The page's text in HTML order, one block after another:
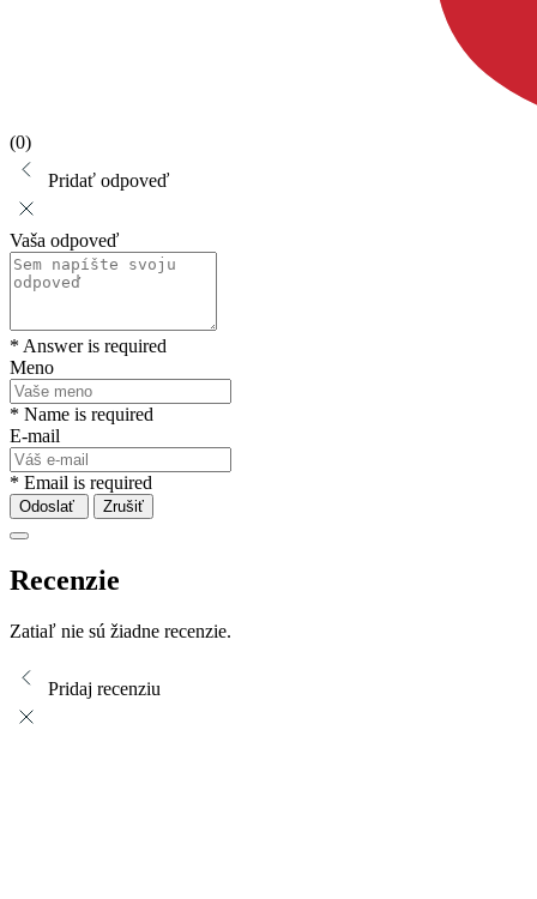
(0)
Pridať odpoveď
Vaša odpoveď
* Answer is required
Meno
* Name is required
E-mail
* Email is required
Odoslať Zrušiť
Recenzie
Zatiaľ nie sú žiadne recenzie.
Pridaj recenziu